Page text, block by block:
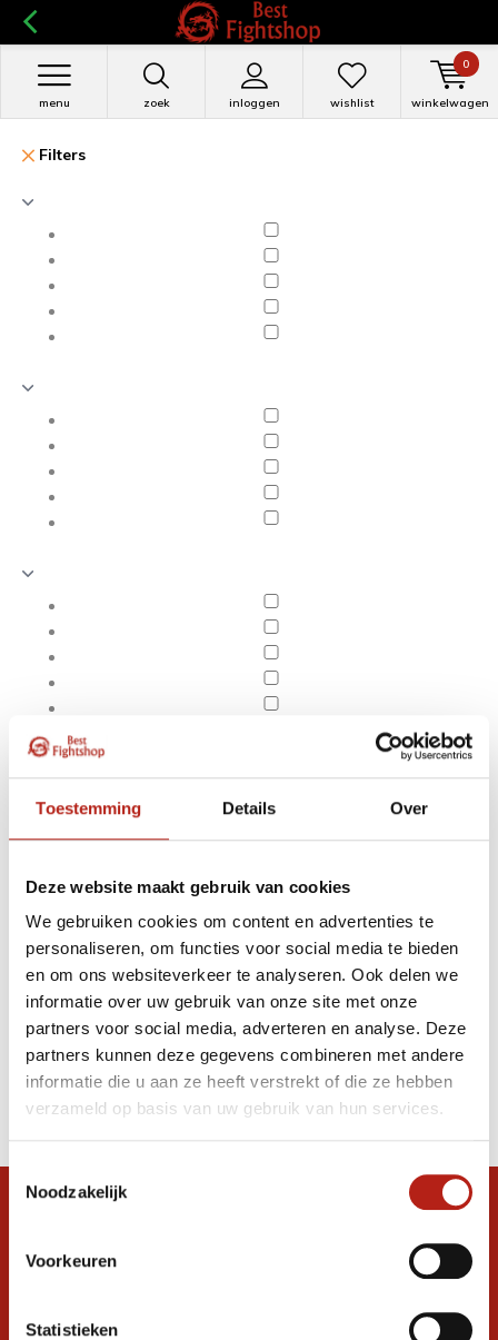
Toestemming Details Over
Deze website maakt gebruik van cookies
We gebruiken cookies om content en advertenties te
personaliseren, om functies voor social media te bieden
en om ons websiteverkeer te analyseren. Ook delen we
informatie over uw gebruik van onze site met onze
partners voor social media, adverteren en analyse. Deze
partners kunnen deze gegevens combineren met andere
informatie die u aan ze heeft verstrekt of die ze hebben
verzameld op basis van uw gebruik van hun services.
Toestemmingsselectie
Noodzakelijk
Voorkeuren
Statistieken
zoek inloggen
menu wishlist winkelwagen
0
Filters
Apply filters
Producten getagd met
BJJ band voor kinderen
witte streep
Producten
Filter
Stel je vraag in de chat, en we helpen je
graag verder. 24/7
Volg ons